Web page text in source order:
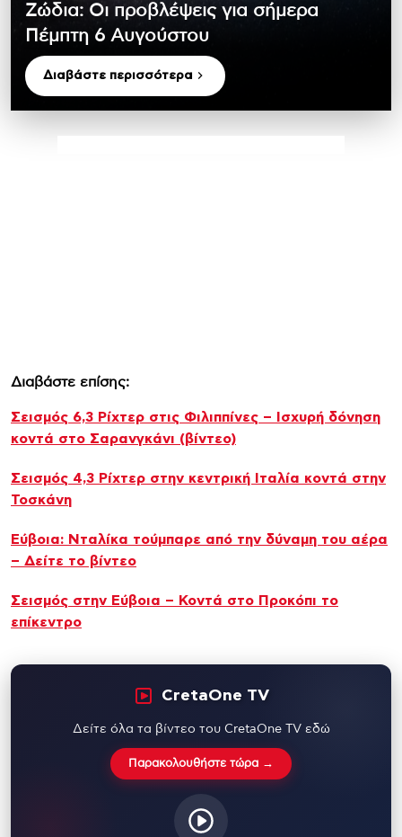
Ζώδια: Οι προβλέψεις για σήμερα
Πέμπτη 6 Aυγούστου
Διαβάστε περισσότερα
Διαβάστε επίσης:
Σεισμός 6,3 Ρίχτερ στις Φιλιππίνες – Ισχυρή δόνηση
κοντά στο Σαρανγκάνι (βίντεο)
Σεισμός 4,3 Ρίχτερ στην κεντρική Ιταλία κοντά στην
Τοσκάνη
Εύβοια: Νταλίκα τούμπαρε από την δύναμη του αέρα
– Δείτε το βίντεο
Σεισμός στην Εύβοια – Κοντά στο Προκόπι το
επίκεντρο
CretaOne TV
Δείτε όλα τα βίντεο του CretaOne TV εδώ
Παρακολουθήστε τώρα →